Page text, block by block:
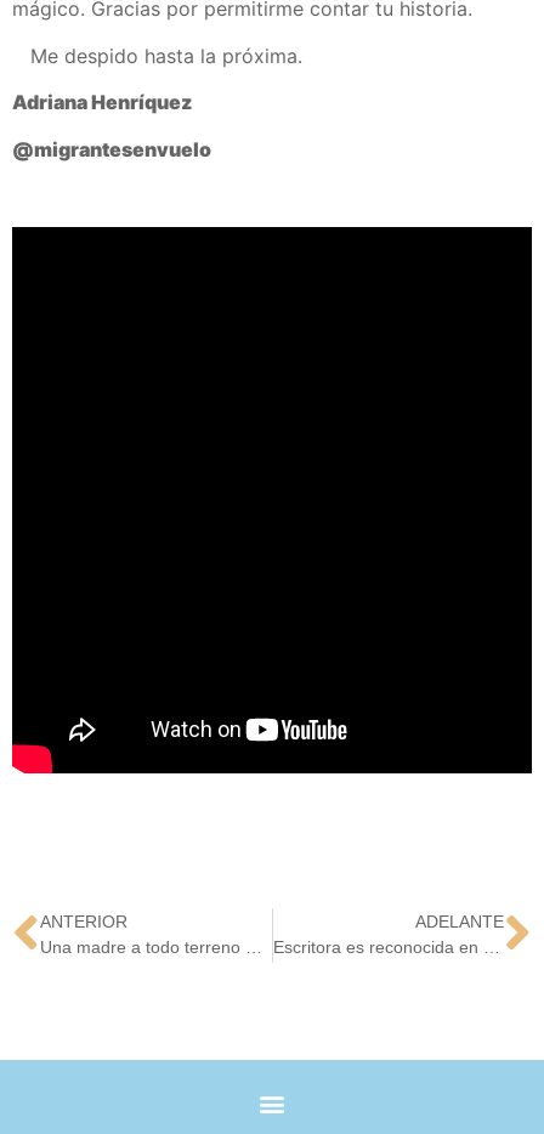
mágico. Gracias por permitirme contar tu historia.
Me despido hasta la próxima.
Adriana Henríquez
@migrantesenvuelo
ANTERIOR
ADELANTE